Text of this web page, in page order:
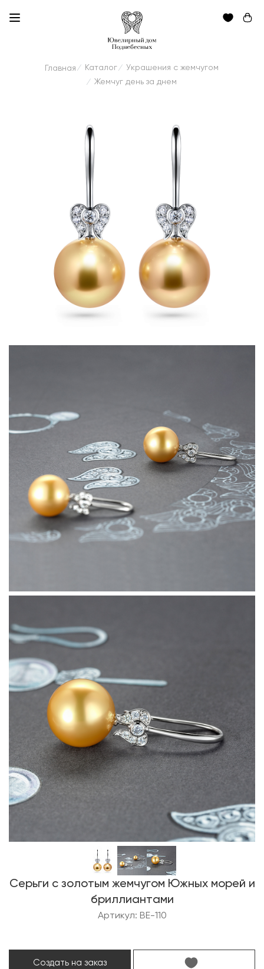
Главная / Каталог / Украшения с жемчугом
/ Жемчуг день за днем
Серьги с золотым жемчугом Южных морей и
бриллиантами
Артикул: BE-110
Создать на заказ